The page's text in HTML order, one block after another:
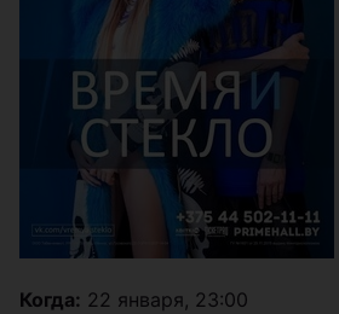
Когда: 22 января, 23:00